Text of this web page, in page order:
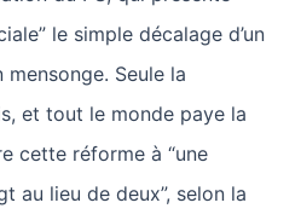
le simple décalage d’un
mensonge. Seule la
et tout le monde paye la
cette réforme à “une
au lieu de deux”, selon la